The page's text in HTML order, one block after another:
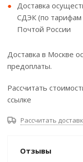
Доставка
СДЭК (по тарифам
Почтой России
Доставка в Москве
предоплаты.
Рассчитать
ссылке
Рассчитать
Отзывы